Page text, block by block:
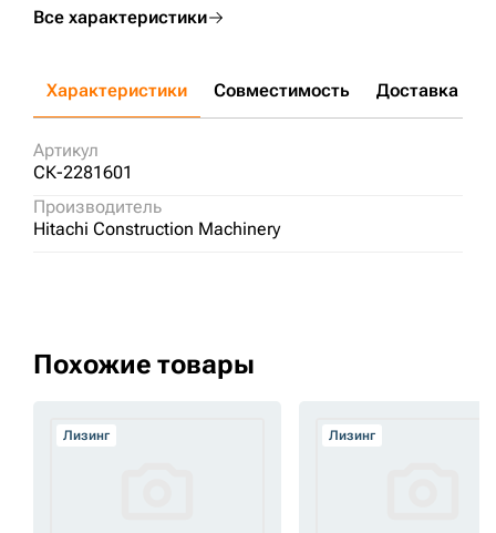
Все характеристики
Характеристики Совместимость Доставка и
Артикул
СК-2281601
Производитель
Hitachi Construction Machinery
Похожие товары
Лизинг Лизинг